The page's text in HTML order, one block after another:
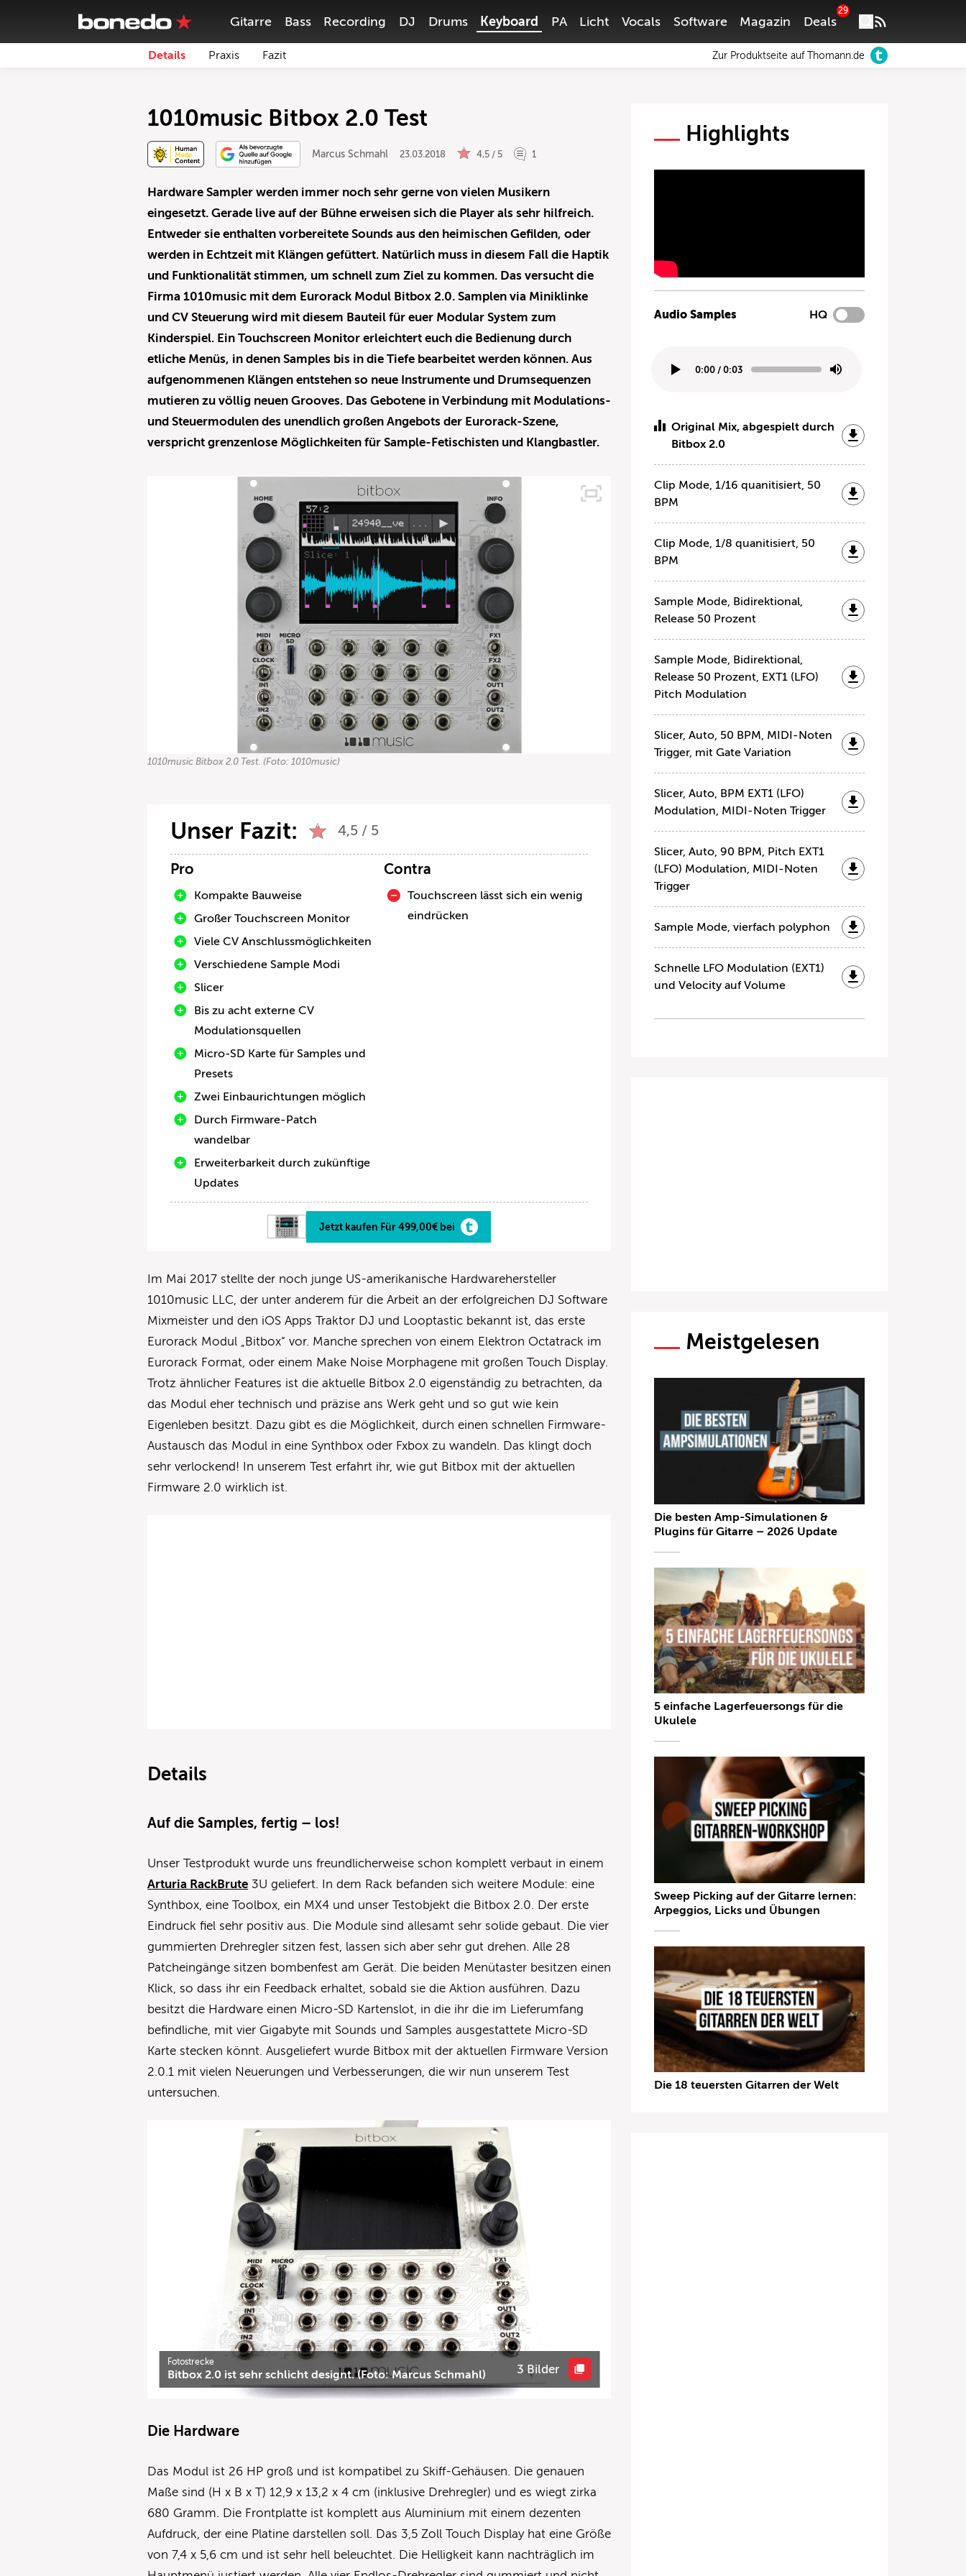
Gitarre Bass Recording DJ Drums Keyboard PA Licht Vocals Software Magazin Deals
29
Details Praxis Fazit Zur Produktseite auf Thomann.de
1010music Bitbox 2.0 Test
Marcus Schmahl 23.03.2018 4,5 / 5 1
Hardware Sampler werden immer noch sehr gerne von vielen Musikern
eingesetzt. Gerade live auf der Bühne erweisen sich die Player als sehr hilfreich.
Entweder sie enthalten vorbereitete Sounds aus den heimischen Gefilden, oder
werden in Echtzeit mit Klängen gefüttert. Natürlich muss in diesem Fall die Haptik
und Funktionalität stimmen, um schnell zum Ziel zu kommen. Das versucht die
Firma 1010music mit dem Eurorack Modul Bitbox 2.0. Samplen via Miniklinke
und CV Steuerung wird mit diesem Bauteil für euer Modular System zum
Kinderspiel. Ein Touchscreen Monitor erleichtert euch die Bedienung durch
etliche Menüs, in denen Samples bis in die Tiefe bearbeitet werden können. Aus
aufgenommenen Klängen entstehen so neue Instrumente und Drumsequenzen
mutieren zu völlig neuen Grooves. Das Gebotene in Verbindung mit Modulations-
und Steuermodulen des unendlich großen Angebots der Eurorack-Szene,
verspricht grenzenlose Möglichkeiten für Sample-Fetischisten und Klangbastler.
1010music Bitbox 2.0 Test. (Foto: 1010music)
Unser Fazit: 4,5 / 5
Pro
Kompakte Bauweise
Großer Touchscreen Monitor
Viele CV Anschlussmöglichkeiten
Verschiedene Sample Modi
Slicer
Bis zu acht externe CV
Modulationsquellen
Micro-SD Karte für Samples und
Presets
Zwei Einbaurichtungen möglich
Durch Firmware-Patch
wandelbar
Erweiterbarkeit durch zukünftige
Updates
Contra
Touchscreen lässt sich ein wenig
eindrücken
Jetzt kaufen Für 499,00€ bei
Im Mai 2017 stellte der noch junge US-amerikanische Hardwarehersteller
1010music LLC, der unter anderem für die Arbeit an der erfolgreichen DJ Software
Mixmeister und den iOS Apps Traktor DJ und Looptastic bekannt ist, das erste
Eurorack Modul „Bitbox“ vor. Manche sprechen von einem Elektron Octatrack im
Eurorack Format, oder einem Make Noise Morphagene mit großen Touch Display.
Trotz ähnlicher Features ist die aktuelle Bitbox 2.0 eigenständig zu betrachten, da
das Modul eher technisch und präzise ans Werk geht und so gut wie kein
Eigenleben besitzt. Dazu gibt es die Möglichkeit, durch einen schnellen Firmware-
Austausch das Modul in eine Synthbox oder Fxbox zu wandeln. Das klingt doch
sehr verlockend! In unserem Test erfahrt ihr, wie gut Bitbox mit der aktuellen
Firmware 2.0 wirklich ist.
Details
Auf die Samples, fertig – los!
Unser Testprodukt wurde uns freundlicherweise schon komplett verbaut in einem
Arturia RackBrute 3U geliefert. In dem Rack befanden sich weitere Module: eine
Synthbox, eine Toolbox, ein MX4 und unser Testobjekt die Bitbox 2.0. Der erste
Eindruck fiel sehr positiv aus. Die Module sind allesamt sehr solide gebaut. Die vier
gummierten Drehregler sitzen fest, lassen sich aber sehr gut drehen. Alle 28
Patcheingänge sitzen bombenfest am Gerät. Die beiden Menütaster besitzen einen
Klick, so dass ihr ein Feedback erhaltet, sobald sie die Aktion ausführen. Dazu
besitzt die Hardware einen Micro-SD Kartenslot, in die ihr die im Lieferumfang
befindliche, mit vier Gigabyte mit Sounds und Samples ausgestattete Micro-SD
Karte stecken könnt. Ausgeliefert wurde Bitbox mit der aktuellen Firmware Version
2.0.1 mit vielen Neuerungen und Verbesserungen, die wir nun unserem Test
untersuchen.
Fotostrecke
Bitbox 2.0 ist sehr schlicht designt. (Foto: Marcus Schmahl) 3 Bilder
Die Hardware
Das Modul ist 26 HP groß und ist kompatibel zu Skiff-Gehäusen. Die genauen
Maße sind (H x B x T) 12,9 x 13,2 x 4 cm (inklusive Drehregler) und es wiegt zirka
680 Gramm. Die Frontplatte ist komplett aus Aluminium mit einem dezenten
Aufdruck, der eine Platine darstellen soll. Das 3,5 Zoll Touch Display hat eine Größe
von 7,4 x 5,6 cm und ist sehr hell beleuchtet. Die Helligkeit kann nachträglich im
Highlights
Audio Samples HQ
0:00 / 0:03
Original Mix, abgespielt durch
Bitbox 2.0
Clip Mode, 1/16 quanitisiert, 50
BPM
Clip Mode, 1/8 quanitisiert, 50
BPM
Sample Mode, Bidirektional,
Release 50 Prozent
Sample Mode, Bidirektional,
Release 50 Prozent, EXT1 (LFO)
Pitch Modulation
Slicer, Auto, 50 BPM, MIDI-Noten
Trigger, mit Gate Variation
Slicer, Auto, BPM EXT1 (LFO)
Modulation, MIDI-Noten Trigger
Slicer, Auto, 90 BPM, Pitch EXT1
(LFO) Modulation, MIDI-Noten
Trigger
Sample Mode, vierfach polyphon
Schnelle LFO Modulation (EXT1)
und Velocity auf Volume
Meistgelesen
Die besten Amp-Simulationen &
Plugins für Gitarre – 2026 Update
5 einfache Lagerfeuersongs für die
Ukulele
Sweep Picking auf der Gitarre lernen:
Arpeggios, Licks und Übungen
Die 18 teuersten Gitarren der Welt